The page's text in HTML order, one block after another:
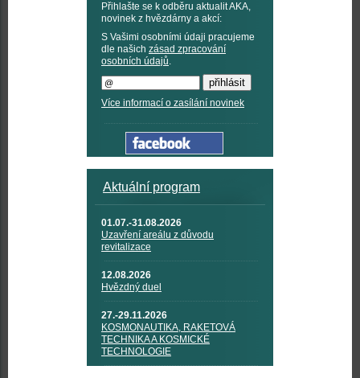
Přihlašte se k odběru aktualit AKA,
novinek z hvězdárny a akcí:
S Vašimi osobními údaji pracujeme
dle našich zásad zpracování
osobních údajů.
Více informací o zasílání novinek
Aktuální program
01.07.-31.08.2026
Uzavření areálu z důvodu
revitalizace
12.08.2026
Hvězdný duel
27.-29.11.2026
KOSMONAUTIKA, RAKETOVÁ
TECHNIKA A KOSMICKÉ
TECHNOLOGIE